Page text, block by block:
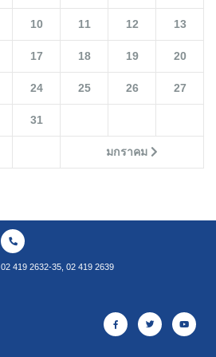
มกราคม
10 11 12 13
17 18 19 20
24 25 26 27
31
02 419 2632-35, 02 419 2639